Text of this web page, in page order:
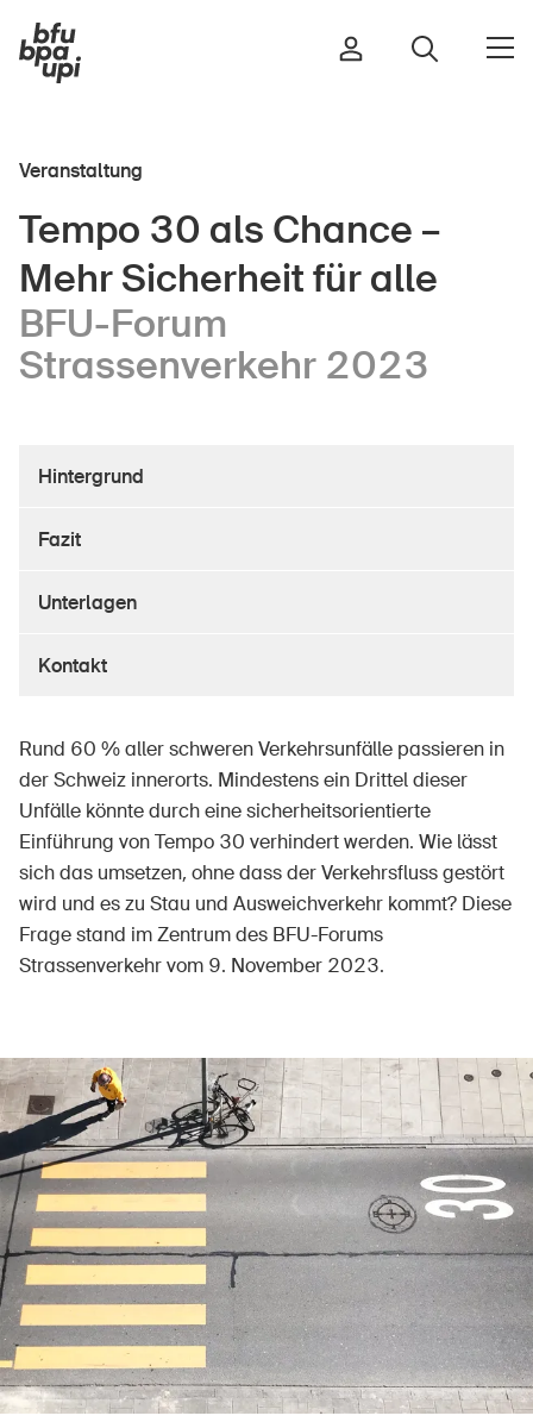
Sport & Bewegung
Zuhause & Garten
Gebäude & Anlagen
In der Schule
Sinus Plus
Kampagnen
Offene Stellen
Sichere Produkte
Rechtsfragen & Gerichtsentscheide
Sicherheitsdelegierte & Gemeinden
Kontakt & Beratung
Veranstaltung
Tempo 30 als Chance –
Mehr Sicherheit für alle
BFU-Forum
Strassenverkehr 2023
Hintergrund
Fazit
Unterlagen
Kontakt
Rund 60 % aller schweren Verkehrsunfälle passieren in
der Schweiz innerorts. Mindestens ein Drittel dieser
Unfälle könnte durch eine sicherheitsorientierte
Einführung von Tempo 30 verhindert werden. Wie lässt
sich das umsetzen, ohne dass der Verkehrsfluss gestört
wird und es zu Stau und Ausweichverkehr kommt? Diese
Frage stand im Zentrum des BFU-Forums
Strassenverkehr vom 9. November 2023.
im Sport wichtig.